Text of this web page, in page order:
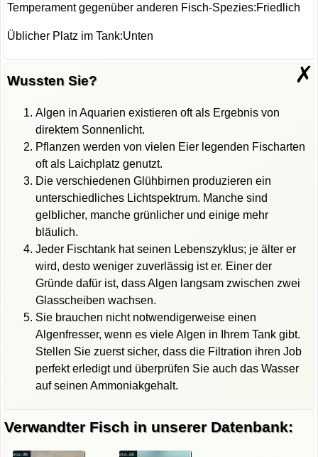
Temperament gegenüber anderen Fisch-Spezies:Friedlich
Üblicher Platz im Tank:Unten
✗
Wussten Sie?
Algen in Aquarien existieren oft als Ergebnis von
direktem Sonnenlicht.
Pflanzen werden von vielen Eier legenden Fischarten
oft als Laichplatz genutzt.
Die verschiedenen Glühbirnen produzieren ein
unterschiedliches Lichtspektrum. Manche sind
gelblicher, manche grünlicher und einige mehr
bläulich.
Jeder Fischtank hat seinen Lebenszyklus; je älter er
wird, desto weniger zuverlässig ist er. Einer der
Gründe dafür ist, dass Algen langsam zwischen zwei
Glasscheiben wachsen.
Sie brauchen nicht notwendigerweise einen
Algenfresser, wenn es viele Algen in Ihrem Tank gibt.
Stellen Sie zuerst sicher, dass die Filtration ihren Job
perfekt erledigt und überprüfen Sie auch das Wasser
auf seinen Ammoniakgehalt.
Verwandter Fisch in unserer Datenbank: